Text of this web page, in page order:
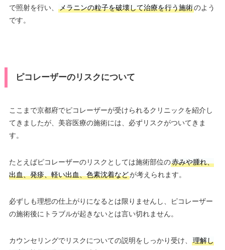
で照射を行い、
メラニンの粒子を破壊して治療を行う施術のよう
です。
ピコレーザーのリスクについて
ここまで京都府でピコレーザーが受けられるクリニックを紹介し
てきましたが、美容医療の施術には、必ずリスクがついてきま
す。
たとえばピコレーザーのリスクとしては施術部位の赤みや腫れ、
出血、発疹、軽い出血、色素沈着などが考えられます。
必ずしも理想の仕上がりになるとは限りませんし、ピコレーザー
の施術後にトラブルが起きないとは言い切れません。
カウンセリングでリスクについての説明をしっかり受け、
理解し